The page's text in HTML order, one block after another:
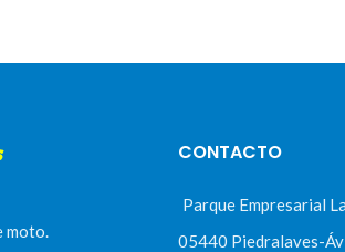
moto.
CONTACTO
Parque Empresarial
05440 Piedralaves-